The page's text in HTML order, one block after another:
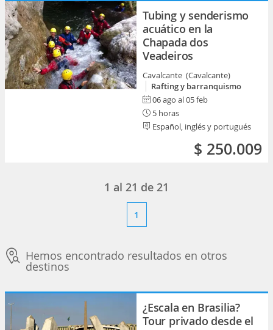
Tubing y senderismo
acuático en la
Chapada dos
Veadeiros
Cavalcante (Cavalcante)
Rafting y barranquismo
06 ago al 05 feb
5 horas
Español, inglés y portugués
$ 250.009
1 al 21 de 21
1
Hemos encontrado resultados en otros
destinos
¿Escala en Brasilia?
Tour privado desde el